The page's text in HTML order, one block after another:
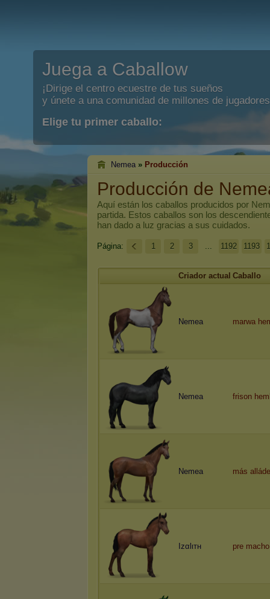
Juega a Caballow
¡Dirige el centro ecuestre de tus sueños
y únete a una comunidad de millones de
Elige tu primer caballo:
Nemea » Producción
Producción de
Aquí están los caballos producidos por
partida. Estos caballos son los
han dado a luz gracias a sus cuidados.
Página: 1 2 3 ... 1192 1193
Criador actual Caballo
Nemea marwa
Nemea frison
Nemea más
Izαlιтн pre macho